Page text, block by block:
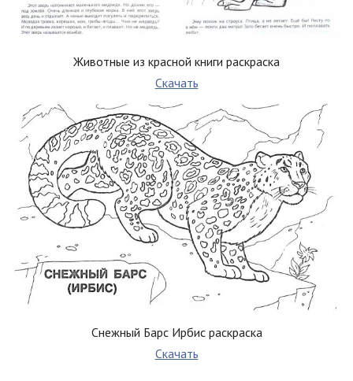
Животные из красной книги раскраска
Скачать
Снежный Барс Ирбис раскраска
Скачать